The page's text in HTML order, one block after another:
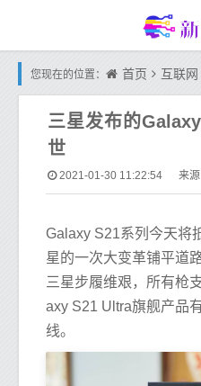
您现在的位置： 首页 互联网
三星发布的
世
2021-01-30 11:22:54 来源
Galaxy S21系列今天将
星的一次大变革铺平道
三星步履维艰，所有枪
axy S21 Ultra旗舰产品
线。